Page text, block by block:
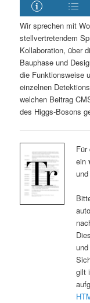
g
e
n
i
n
g
e
Wir sprechen mit
stellvertretendem
Kollaboration, über
Bauphase und
die Funktionsweise
einzelnen
welchen Beitrag
des Higgs-Bosons
Für
ein
gilt